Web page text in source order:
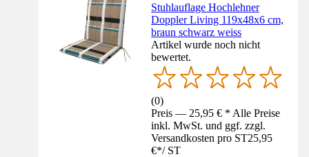
Stuhlauflage Hochlehner
Doppler Living 119x48x6 cm,
braun schwarz weiss
Artikel wurde noch nicht
bewertet.
(0)
Preis — 25,95 € * Alle Preise
inkl. MwSt. und ggf. zzgl.
Versandkosten pro ST25,95
€*/ ST